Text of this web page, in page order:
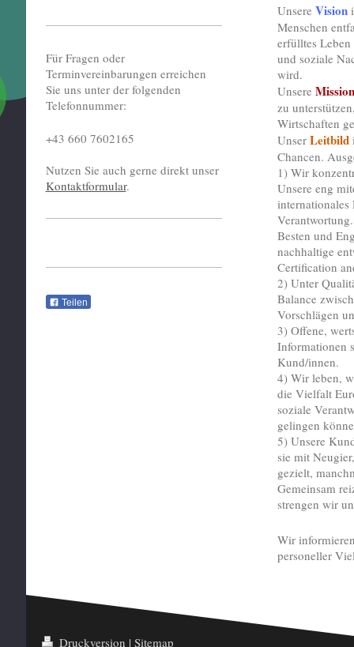
UnsereVision
Menschen
erfülltes
und soziale
wird.
Unsere
zu
Wirtschaften
UnserLeitbild
Chancen.
1) Wir
Unsere eng
internationales
Besten und
nachhaltige
Certification
2) Unter
Balance
Vorschlägen
3) Offene,
Informationen
Kund/innen.
4) Wir leben,
die Vielfalt
soziale
gelingen
5) Unsere
sie mit
gezielt,
Gemeinsam
strengen wir
Wir
personeller
Für Fragen oder
Terminvereinbarungen erreichen
Sie uns unter der folgenden
Telefonnummer:
+43 660 7602165
Nutzen Sie auch gerne direkt unser
Kontaktformular.
Teilen
Druckversion | Sitemap